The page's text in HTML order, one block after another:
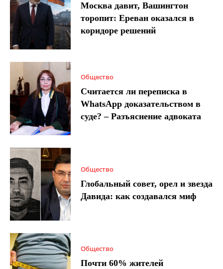
Москва давит, Вашингтон
торопит: Ереван оказался в
коридоре решений
Общество
Считается ли переписка в
WhatsApp доказательством в
суде? – Разъяснение адвоката
Общество
Глобальный совет, орел и звезда
Давида: как создавался миф
Общество
Почти 60% жителей